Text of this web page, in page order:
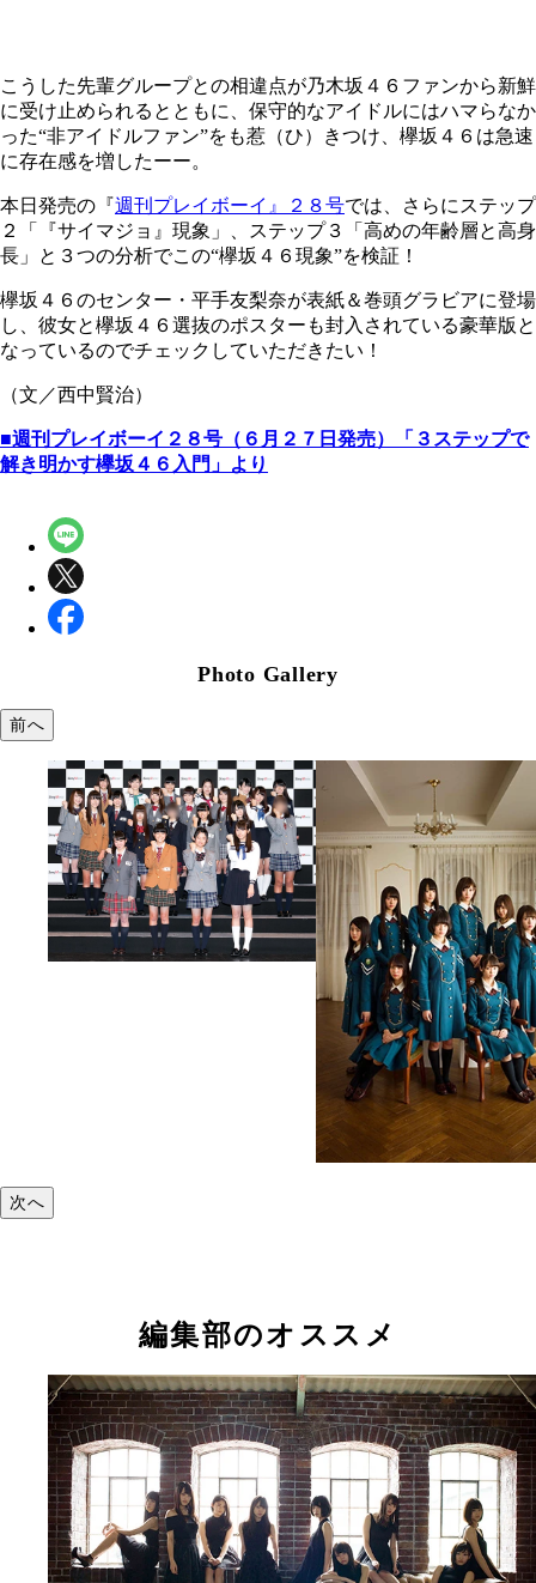
こうした先輩グループとの相違点が乃木坂４６ファンから新鮮
に受け止められるとともに、保守的なアイドルにはハマらなか
った“非アイドルファン”をも惹（ひ）きつけ、欅坂４６は急速
に存在感を増したーー。
本日発売の『週刊プレイボーイ』２８号では、さらにステップ
２「『サイマジョ』現象」、ステップ３「高めの年齢層と高身
長」と３つの分析でこの“欅坂４６現象”を検証！
欅坂４６のセンター・平手友梨奈が表紙＆巻頭グラビアに登場
し、彼女と欅坂４６選抜のポスターも封入されている豪華版と
なっているのでチェックしていただきたい！
（文／西中賢治）
■週刊プレイボーイ２８号（６月２７日発売）「３ステップで
解き明かす欅坂４６入門」より
Photo Gallery
前へ
次へ
編集部のオススメ